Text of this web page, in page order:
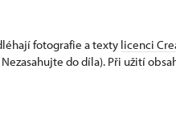
fotografie a texty licenci
do díla). Při užití